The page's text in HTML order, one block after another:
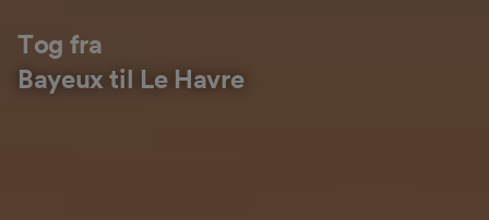
Tog fra
Bayeux til Le Havre